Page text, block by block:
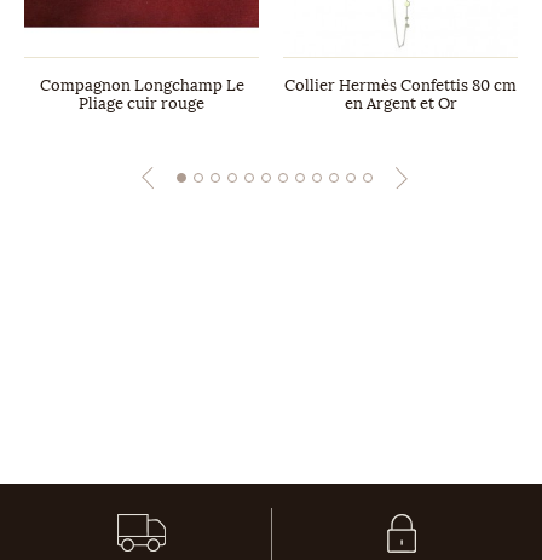
Compagnon Longchamp Le
Pliage cuir rouge
Collier Hermès Confettis 80 cm
en Argent et Or